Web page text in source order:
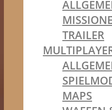
TRAILER
MAPS